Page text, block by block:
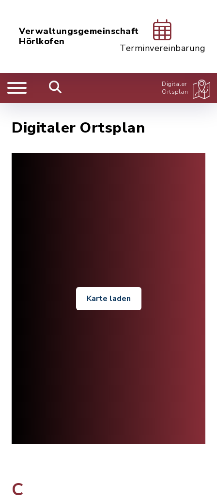
Verwaltungsgemeinschaft
Hörlkofen
Terminvereinbarung
Digitaler
Ortsplan
Digitaler Ortsplan
Karte laden
C